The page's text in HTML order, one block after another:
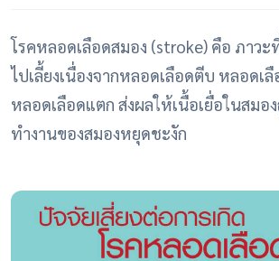
โรคหลอดเลือดสมอง (stroke) คือ ภาวะ
ไปเลี้ยงเนื่องจากหลอดเลือดตีบ หลอดเ
หลอดเลือดแตก ส่งผลให้เนื้อเยื่อในสมอ
ทำงานของสมองหยุดชะงัก